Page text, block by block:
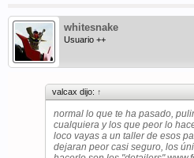
whitesnake
Usuario ++
valcax dijo: ↑
normal lo que te ha pasado,
cualquiera y los que peor lo
loco vayas a un taller de esos
dejaran peor casi seguro, los